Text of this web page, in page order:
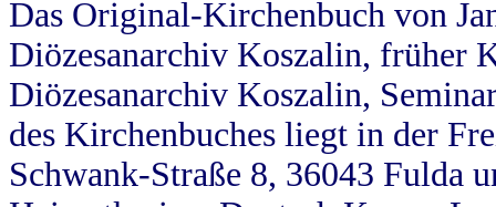
Das Original-Kirchenbuch von
Diözesanarchiv Koszalin, früher
Diözesanarchiv Koszalin,
des Kirchenbuches liegt in der
Schwank-Straße 8, 36043 Fulda